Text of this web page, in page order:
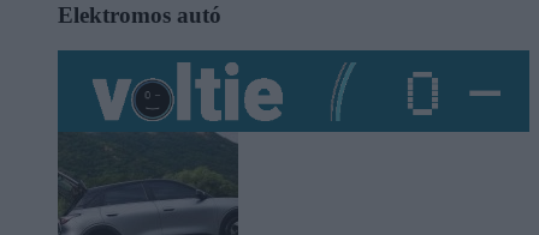
Elektromos autó